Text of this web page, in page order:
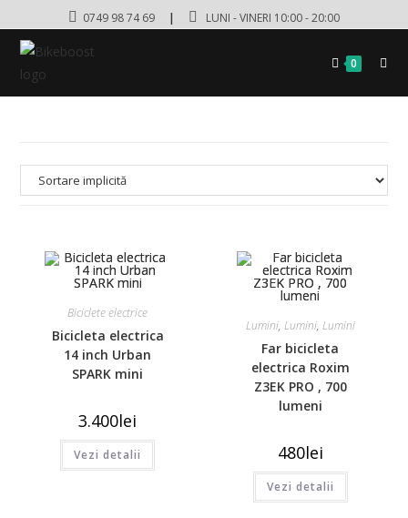
0749 98 74 69 | LUNI - VINERI 10:00 - 20:00
0
Biciclete electrice
Bicicleta electrica
14 inch Urban
SPARK mini
3.400lei
Vezi detalii
Lumini, Lumini, Lumini
Far bicicleta
electrica Roxim
Z3EK PRO , 700
lumeni
480lei
Vezi detalii